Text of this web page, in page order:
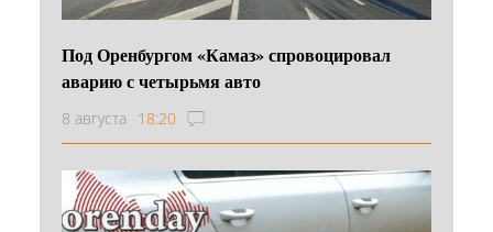
Под Оренбургом «Камаз» спровоцировал
аварию с четырьмя авто
8 августа 18:20